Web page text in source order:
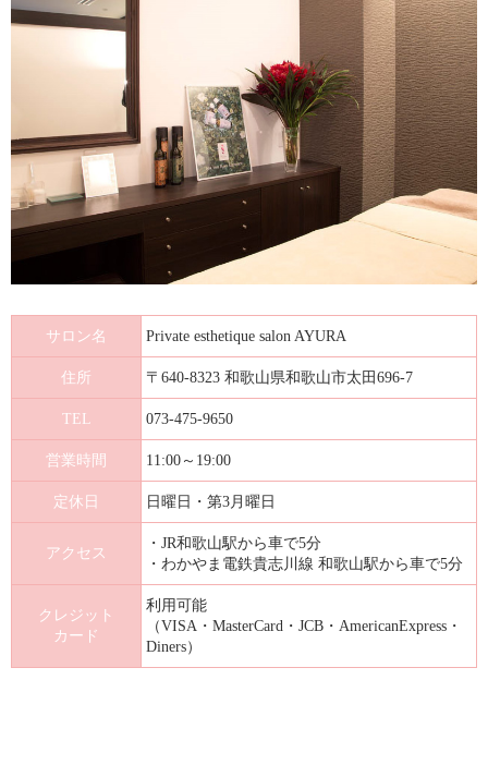
サロン名 Private esthetique salon AYURA
住所 〒640-8323 和歌山県和歌山市太田696-7
TEL 073-475-9650
営業時間 11:00～19:00
定休日 日曜日・第3月曜日
アクセス
・JR和歌山駅から車で5分
・わかやま電鉄貴志川線 和歌山駅から車で5分
クレジット
カード
利用可能
（VISA・MasterCard・JCB・AmericanExpress・
Diners）